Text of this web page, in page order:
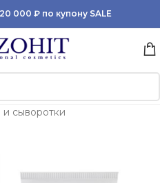
000 ₽ по купону SALE
сыворотки